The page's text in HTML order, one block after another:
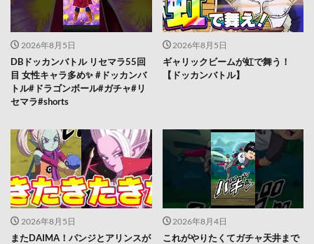
2026年8月5日
DBドッカンバトル リセマラ55回
目 女性キャラ多め✨️ #ドッカンバ
トル#ドラゴンボール#ガチャ#リ
セマラ#shorts
2026年8月5日
ギャリックビームが虹で舞う！
【ドッカンバトル】
2026年8月5日
またDAIMA！パンジとアリンスが
2026年8月4日
これがやりたくてガチャ天井まで